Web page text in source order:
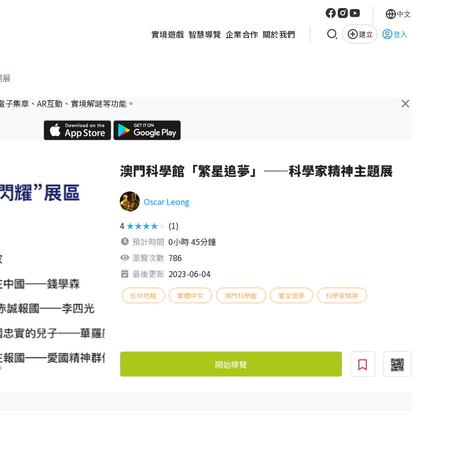
實境遊戲 智慧導覽 企業合作 關於我們 建立 登入
中文
×
集章、AR互動、實境解謎等功能。
澳門科學館「繁星追夢」——科學家精神主題展
Oscar Leong
4 ★★★★★
(1)
預計時間 0小時 45分鐘
瀏覽次數 786
最後更新 2023-06-04
任何地點 繁體中文 澳門科學館 繁星追夢 科學家精神
開始導覽